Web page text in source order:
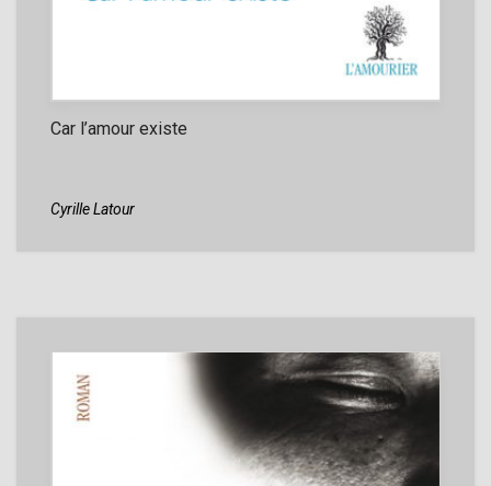
Car l’amour existe
Cyrille Latour